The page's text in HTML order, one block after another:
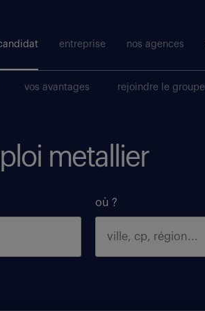
entreprise nos agences
vos avantages rejoindre le groupe
metallier
où ?